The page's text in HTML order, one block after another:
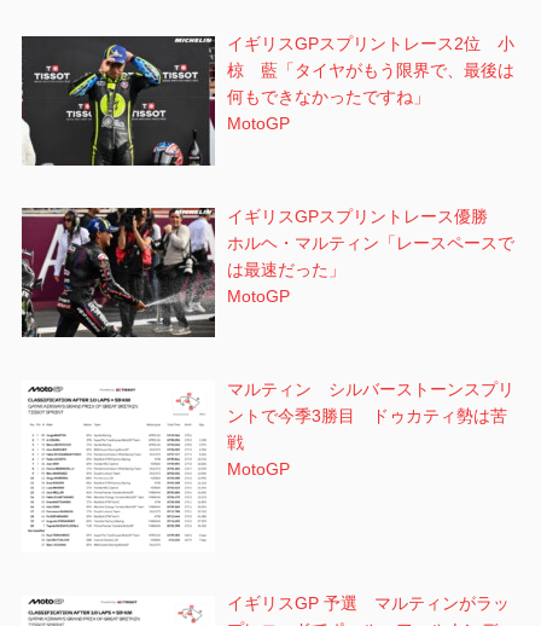
イギリスGPスプリントレース2位 小
椋 藍「タイヤがもう限界で、最後は
何もできなかったですね」
MotoGP
イギリスGPスプリントレース優勝
ホルヘ・マルティン「レースペースで
は最速だった」
MotoGP
マルティン シルバーストーンスプリ
ントで今季3勝目 ドゥカティ勢は苦
戦
MotoGP
イギリスGP 予選 マルティンがラッ